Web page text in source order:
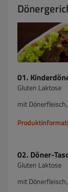
01.
Gluten Laktose
mit
02. Döner-
Gluten Laktose
mit